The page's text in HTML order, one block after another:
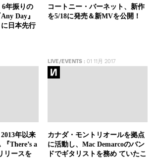
6年振りの
Day』
日本先行
コートニー・バーネット、新作
を5/18に発売＆新MVを公開！
年以来
There’s a
リースを
LIVE/EVENTS:01 11月 2017
カナダ・モントリオールを拠点
に活動し、Mac Demarcoのバン
ドでギタリストを務め ていたこ